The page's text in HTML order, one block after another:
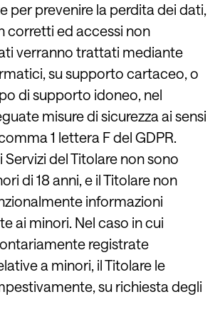
per prevenire la perdita dei dati,
corretti ed accessi non
verranno trattati mediante
su supporto cartaceo, o
di supporto idoneo, nel
misure di sicurezza ai sensi
1 lettera F del GDPR.
Servizi del Titolare non sono
di 18 anni, e il Titolare non
informazioni
ai minori. Nel caso in cui
registrate
a minori, il Titolare le
su richiesta degli